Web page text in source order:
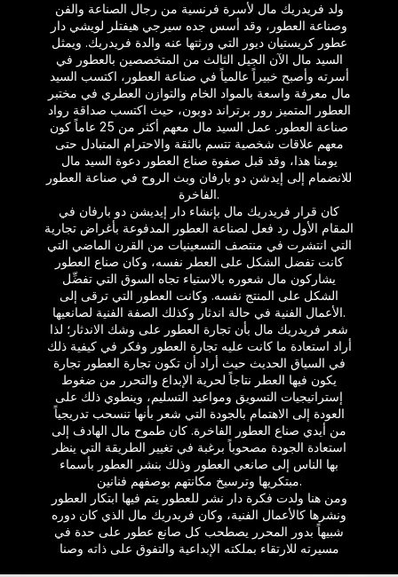
ولد فريدريك مال لأسرة فرنسية من رجال الصناعة والفن
وصناعة العطور، وقد أسس جده سيرجي هيفتلر لويشي دار
عطور كريستيان ديور التي ورثتها عنه والدة فريدريك. ويمثل
السيد مال الآن الجيل الثالث من المتخصصين بالعطور في
أسرته وأصبح خبيراً عالمياً في صناعة العطور، اكتسب السيد
مال معرفة واسعة بالمواد الخام والتوازن العطري في مختبر
العطور المتميز رور برتراند دوبون، حيث اكتسب صداقة رواد
صناعة العطور. عمل السيد مال معهم أكثر من 25 عاماً كون
معهم علاقات شخصية تتسم بالثقة والاحترام المتبادل حتى
يومنا هذا، وقد قبل صفوة صناع العطور دعوة السيد مال
للانضمام إلى إيدشن دو بارفان وبث الروح في صناعة العطور
الفاخرة.​
كان قرار فريدريك مال بإنشاء دار إيديشن دو بارفان في
المقام الأول رد فعل لصناعة العطور المدفوعة بأغراض تجارية
التي انتشرت في منتصف التسعينيات من القرن الماضي التي
كانت تفضل الشكل على العطر نفسه، وكان صناع العطور
يشاركون مال شعوره بالاستياء تجاه السوق التي تفضِّل
الشكل على المنتج نفسه. وكانت العطور التي ترقى إلى
الأعمال الفنية في حالة اندثار وكذلك الصفة الفنية لصانعيها.​
شعر فريدريك مال بأن تجارة العطور على وشك الاندثار؛ لذا
أراد استعادة ما كانت عليه تجارة العطور وفكر في كيفية ذلك
في السياق الحديث حيث أراد أن تكون تجارة العطور تجارة
يكون فيها العطر نتاجاً لحرية الإبداع والتحرر من ضغوط
إستراتيجيات التسويق ومواعيد التسليم، وينطوي ذلك على
العودة إلى الاهتمام بالجودة التي شعر بأنها تنسحب تدريجياً
من أيدي صناع العطور الفاخرة. كان طموح مال الهادف إلى
استعادة الجودة مصحوباً برغبة في تغيير الطريقة التي ينظر
بها الناس إلى صانعي العطور وذلك بنشر العطور بأسماء
مبتكريها وترسيخ مكانتهم بوصفهم فنانين.​
ومن هنا ولدت فكرة دار نشر للعطور يتم فيها ابتكار العطور
ونشرها كالأعمال الفنية، وكان فريدريك مال الذي كان دوره
شبيهاً بدور المحرر يصطحب كل صانع عطور على حدة في
مسيرته للارتقاء بملكته الإبداعية والتفوق على ذاته وصنا